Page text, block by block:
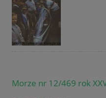
Morze nr 12/469 rok